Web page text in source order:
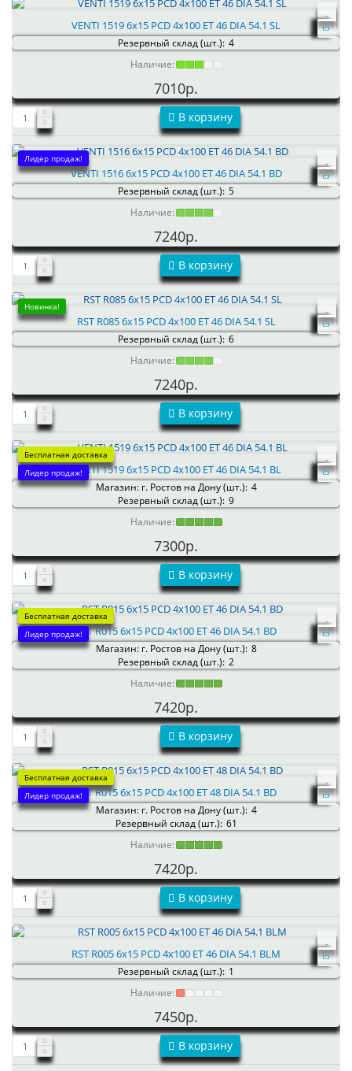
VENTI 1519 6x15 PCD 4x100 ET 46 DIA 54.1 SL
Резервный склад (шт.): 4
Наличие:
7010р.
В корзину
Лидер продаж!
VENTI 1516 6x15 PCD 4x100 ET 46 DIA 54.1 BD
Резервный склад (шт.): 5
Наличие:
7240р.
В корзину
Новинка!
RST R085 6x15 PCD 4x100 ET 46 DIA 54.1 SL
Резервный склад (шт.): 6
Наличие:
7240р.
В корзину
Бесплатная доставка
Лидер продаж!VENTI 1519 6x15 PCD 4x100 ET 46 DIA 54.1 BL
Магазин: г. Ростов на Дону (шт.): 4
Резервный склад (шт.): 9
Наличие:
7300р.
В корзину
Бесплатная доставка
Лидер продаж!RST R015 6x15 PCD 4x100 ET 46 DIA 54.1 BD
Магазин: г. Ростов на Дону (шт.): 8
Резервный склад (шт.): 2
Наличие:
7420р.
В корзину
Бесплатная доставка
Лидер продаж!RST R015 6x15 PCD 4x100 ET 48 DIA 54.1 BD
Магазин: г. Ростов на Дону (шт.): 4
Резервный склад (шт.): 61
Наличие:
7420р.
В корзину
RST R005 6x15 PCD 4x100 ET 46 DIA 54.1 BLM
Резервный склад (шт.): 1
Наличие:
7450р.
В корзину